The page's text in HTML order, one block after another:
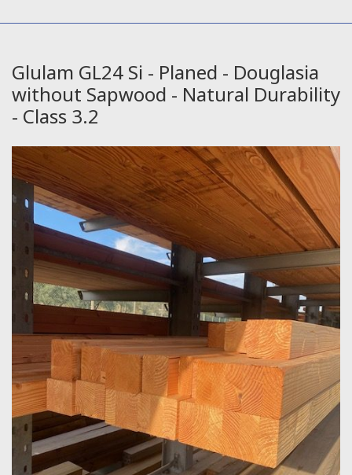
Glulam GL24 Si - Planed - Douglasia
without Sapwood - Natural Durability
- Class 3.2